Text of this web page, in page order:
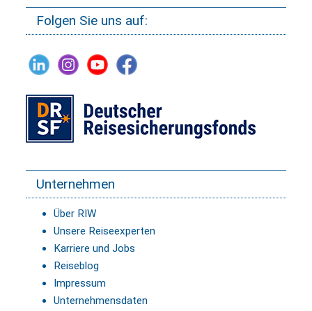
Folgen Sie uns auf:
Unternehmen
Über RIW
Unsere Reiseexperten
Karriere und Jobs
Reiseblog
Impressum
Unternehmensdaten